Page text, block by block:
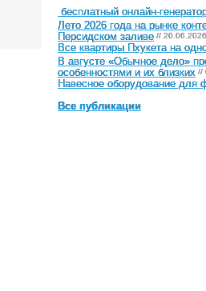
бесплатный онлайн-
Лето 2026 года на рынке
Персидском заливе //
Все квартиры Пхукета на
В августе «Обычное дело»
особенностями и их близких //
Навесное оборудование для
Все публикации